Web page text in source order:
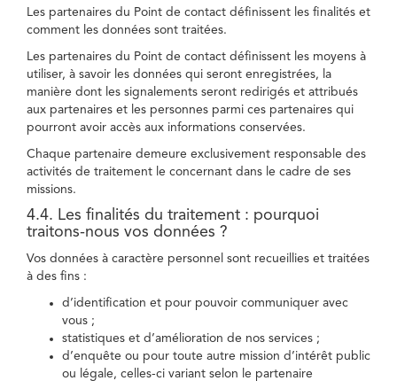
Les partenaires du Point de contact définissent les finalités et
comment les données sont traitées.
Les partenaires du Point de contact définissent les moyens à
utiliser, à savoir les données qui seront enregistrées, la
manière dont les signalements seront redirigés et attribués
aux partenaires et les personnes parmi ces partenaires qui
pourront avoir accès aux informations conservées.
Chaque partenaire demeure exclusivement responsable des
activités de traitement le concernant dans le cadre de ses
missions.
4.4. Les finalités du traitement : pourquoi
traitons-nous vos données ?
Vos données à caractère personnel sont recueillies et traitées
à des fins :
d’identification et pour pouvoir communiquer avec
vous ;
statistiques et d’amélioration de nos services ;
d’enquête ou pour toute autre mission d’intérêt public
ou légale, celles-ci variant selon le partenaire